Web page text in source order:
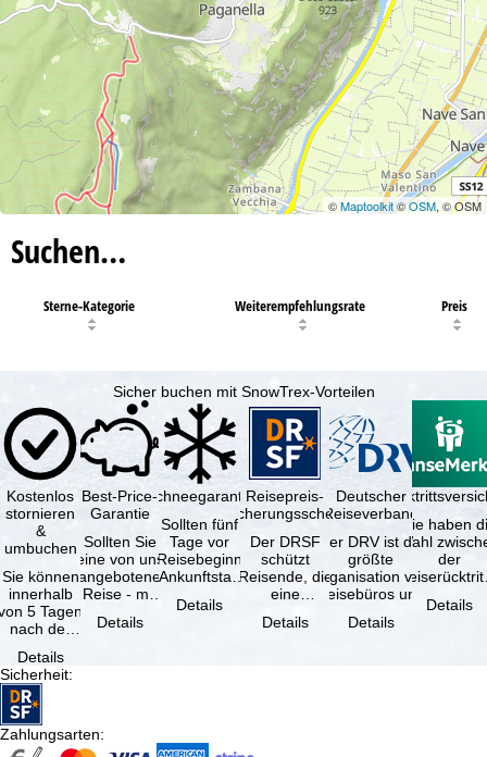
©Maptoolkit©OSM, © OSM
Suchen…
Sterne-Kategorie Weiterempfehlungsrate Preis
Sicher buchen mit SnowTrex-Vorteilen
Kostenlos
stornieren
&
umbuchen
Sie können
innerhalb
5 Tagen
nach der
kostenfrei
…
Details
Best-Price-
Garantie
Sollten Sie
eine von uns
angebotene
Reise - mit
Verfügbarkeit
Details
Schneegarantie
Sollten fünf
Tage vor
Reisebeginn
(Ankunftstag)
Schneemangel
Details
Reisepreis-
Sicherungsschein
Der DRSF
schützt
Reisende, die
eine
oder
Details
Deutscher
Reiseverband
Der DRV ist die
größte
Organisation von
Reisebüros und
Reiseveranstaltern
in …
Details
Sie haben
Wahl
der
(inklusive
Details
Sicherheit:
Zahlungsarten: